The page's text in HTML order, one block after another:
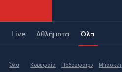
Live Aθλήματα Όλα
Όλα Κορυφαία Ποδόσφαιρο Μπάσκετ